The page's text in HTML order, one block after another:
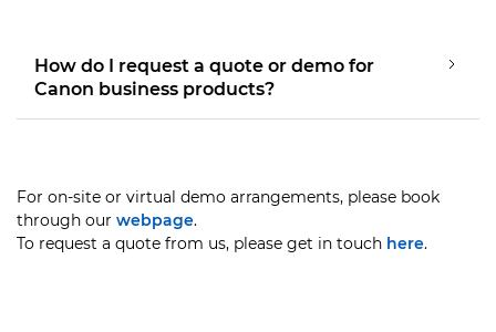
How do I request a quote or demo for
Canon business products?
For on-site or virtual demo arrangements, please book
through our webpage.
To request a quote from us, please get in touch here.